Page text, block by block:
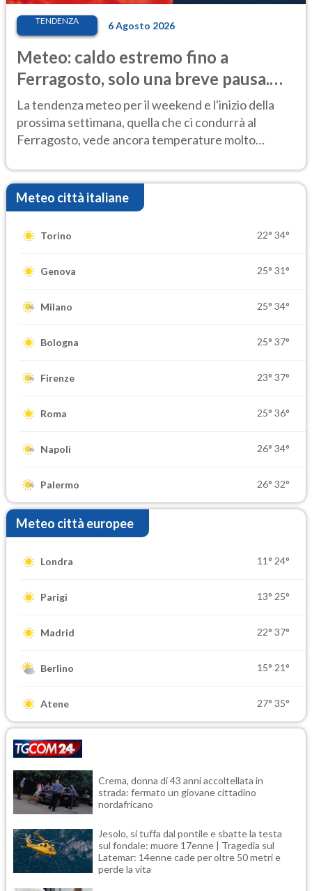
TENDENZA 6 Agosto 2026
Meteo: caldo estremo fino a
Ferragosto, solo una breve pausa.
Ecco dove
La tendenza meteo per il weekend e l'inizio della
prossima settimana, quella che ci condurrà al
Ferragosto, vede ancora temperature molto
Meteo città italiane
Torino 22° 34°
Genova 25° 31°
Milano 25° 34°
Bologna 25° 37°
Firenze 23° 37°
Roma 25° 36°
Napoli 26° 34°
Palermo 26° 32°
Meteo città europee
Londra 11° 24°
Parigi 13° 25°
Madrid 22° 37°
Berlino 15° 21°
Atene 27° 35°
Crema, donna di 43 anni accoltellata in
strada: fermato un giovane cittadino
nordafricano
Jesolo, si tuffa dal pontile e sbatte la testa
sul fondale: muore 17enne | Tragedia sul
Latemar: 14enne cade per oltre 50 metri e
perde la vita